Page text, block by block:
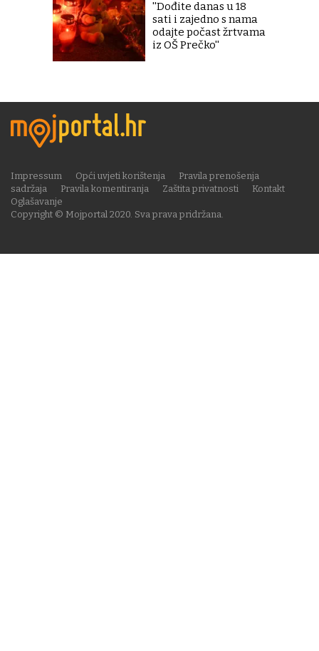
''Dođite danas u 18
sati i zajedno s nama
odajte počast žrtvama
iz OŠ Prečko''
Copyright © Mojportal 2020. Sva prava pridržana.
Impressum Opći uvjeti korištenja
Pravila prenošenja
sadržaja
Pravila komentiranja Zaštita privatnosti
Kontakt
Oglašavanje